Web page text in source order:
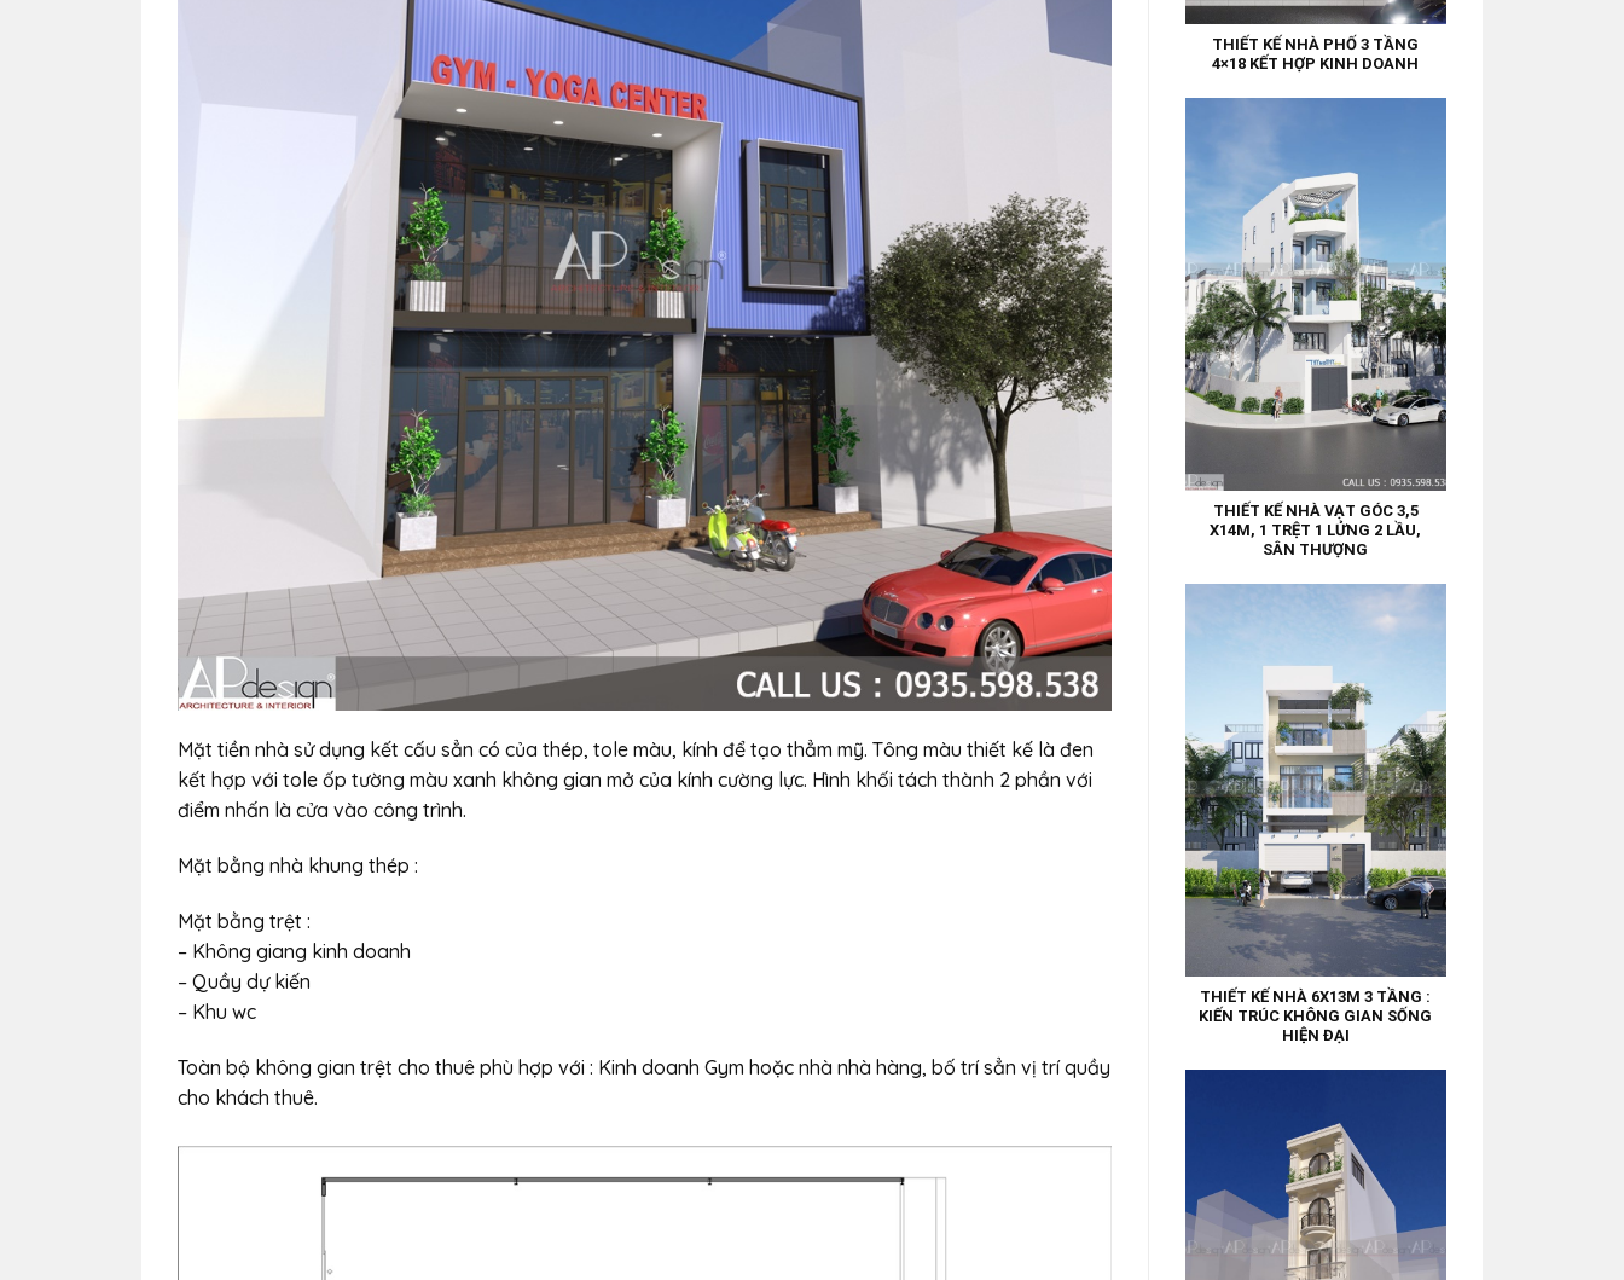
Mặt tiền nhà sử dụng kết cấu sẳn có của thép, tole màu, kính để tạo thẳm mỹ. Tông màu thiết kế là đen
kết hợp với tole ốp tường màu xanh không gian mở của kính cường lực. Hình khối tách thành 2 phần với
điểm nhấn là cửa vào công trình.
Mặt bằng nhà khung thép :
Mặt bằng trệt :
– Không giang kinh doanh
– Quầy dự kiến
– Khu wc
Toàn bộ không gian trệt cho thuê phù hợp với : Kinh doanh Gym hoặc nhà nhà hàng, bố trí sẳn vị trí quầy
cho khách thuê.
THIẾT KẾ NHÀ PHỐ 3 TẦNG
4×18 KẾT HỢP KINH DOANH
THIẾT KẾ NHÀ VẠT GÓC 3,5
X14M, 1 TRỆT 1 LỬNG 2 LẦU,
SÂN THƯỢNG
THIẾT KẾ NHÀ 6X13M 3 TẦNG :
KIẾN TRÚC KHÔNG GIAN SỐNG
HIỆN ĐẠI